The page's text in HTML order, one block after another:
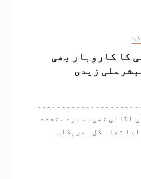
کا کاروبار بھی
زیدی
لگائی تھی۔ میرے متعدد
تھا۔ کل امریکا...